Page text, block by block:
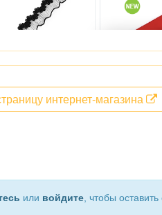
интернет-магазина
или войдите , чтобы